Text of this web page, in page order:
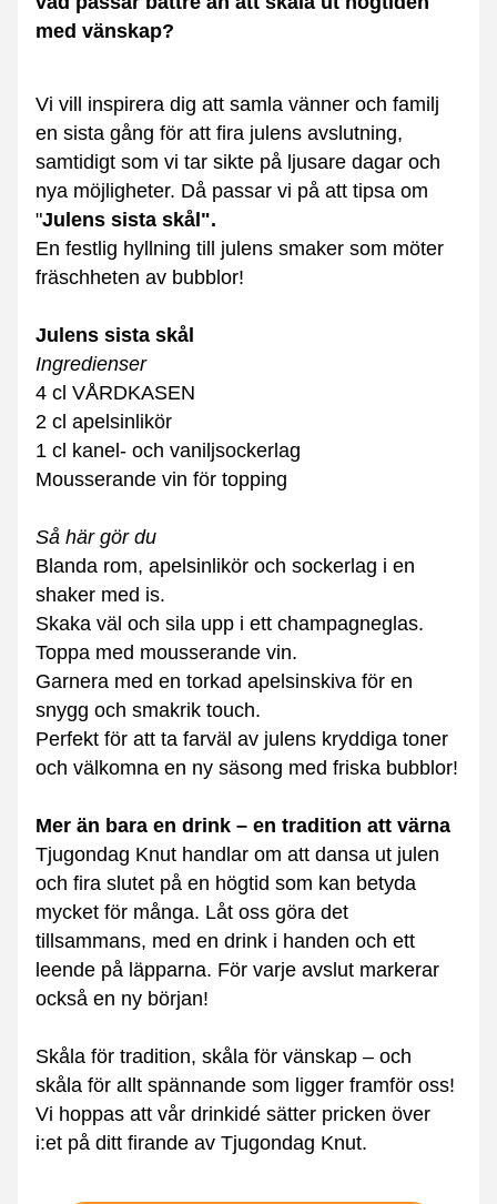
med vänskap?
Vi vill inspirera dig att samla vänner och familj
en sista gång för att fira julens avslutning,
samtidigt som vi tar sikte på ljusare dagar och
nya möjligheter. Då passar vi på att tipsa om
"Julens sista skål".
En festlig hyllning till julens smaker som möter
fräschheten av bubblor!
Julens sista skål
Ingredienser
4 cl VÅRDKASEN
2 cl apelsinlikör
1 cl kanel- och vaniljsockerlag
Mousserande vin för topping
Så här gör du
Blanda rom, apelsinlikör och sockerlag i en
shaker med is.
Skaka väl och sila upp i ett champagneglas.
Toppa med mousserande vin.
Garnera med en torkad apelsinskiva för en
snygg och smakrik touch.
Perfekt för att ta farväl av julens kryddiga toner
och välkomna en ny säsong med friska bubblor!
Mer än bara en drink – en tradition att värna
Tjugondag Knut handlar om att dansa ut julen
och fira slutet på en högtid som kan betyda
mycket för många. Låt oss göra det
tillsammans, med en drink i handen och ett
leende på läpparna. För varje avslut markerar
också en ny början!
Skåla för tradition, skåla för vänskap – och
skåla för allt spännande som ligger framför oss!
Vi hoppas att vår drinkidé sätter pricken över
i:et på ditt firande av Tjugondag Knut.